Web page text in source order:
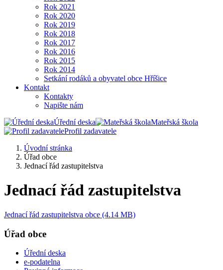
Rok 2021
Rok 2020
Rok 2019
Rok 2018
Rok 2017
Rok 2016
Rok 2015
Rok 2014
Setkání rodáků a obyvatel obce Hříšice
Kontakt
Kontakty
Napište nám
Úřední deska
Mateřská škola
Profil zadavatele
Úvodní stránka
Úřad obce
Jednací řád zastupitelstva
Jednací řád zastupitelstva
Jednací řád zastupitelstva obce (4.14 MB)
Úřad obce
Úřední deska
e-podatelna